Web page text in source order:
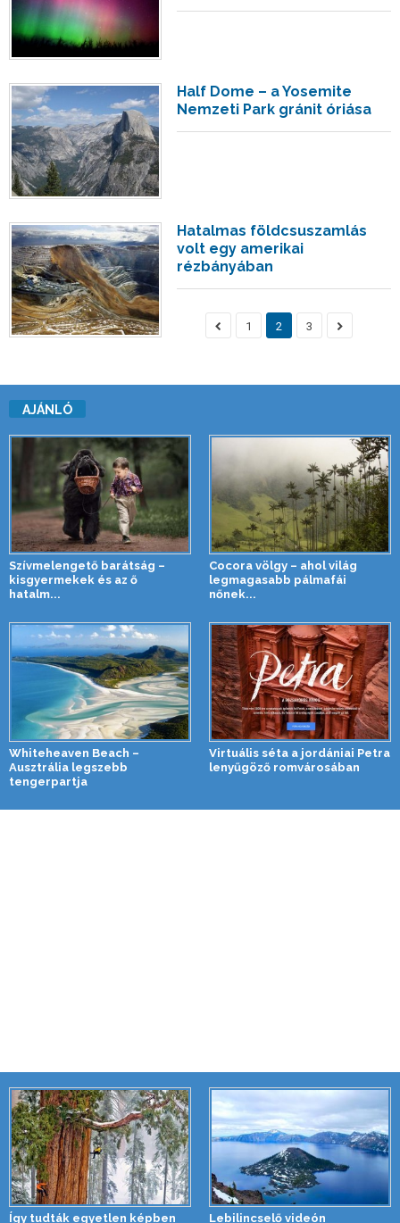
Half Dome – a Yosemite
Nemzeti Park gránit óriása
Hatalmas földcsuszamlás
volt egy amerikai
rézbányában
1 2 3
AJÁNLÓ
Szívmelengető barátság –
kisgyermekek és az ő
hatalm...
Cocora völgy – ahol világ
legmagasabb pálmafái
nőnek...
Whiteheaven Beach –
Ausztrália legszebb
tengerpartja
Virtuális séta a jordániai Petra
lenyűgöző romvárosában
Így tudták egyetlen képben Lebilincselő videón